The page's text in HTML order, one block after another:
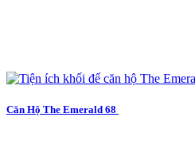
Căn Hộ The Emerald 68